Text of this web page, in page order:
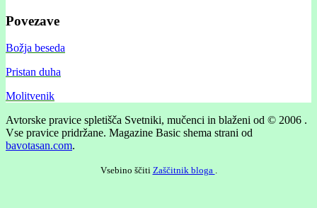
Povezave
Božja beseda
Pristan duha
Molitvenik
Avtorske pravice spletišča Svetniki, mučenci in blaženi od © 2006 .
Vse pravice pridržane. Magazine Basic shema strani od
bavotasan.com.
Vsebino ščiti Zaščitnik bloga .